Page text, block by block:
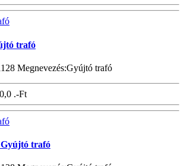
trafó
Megnevezés:Gyújtó trafó
.-Ft
trafó